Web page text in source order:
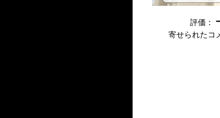
評価：
寄せられたコ